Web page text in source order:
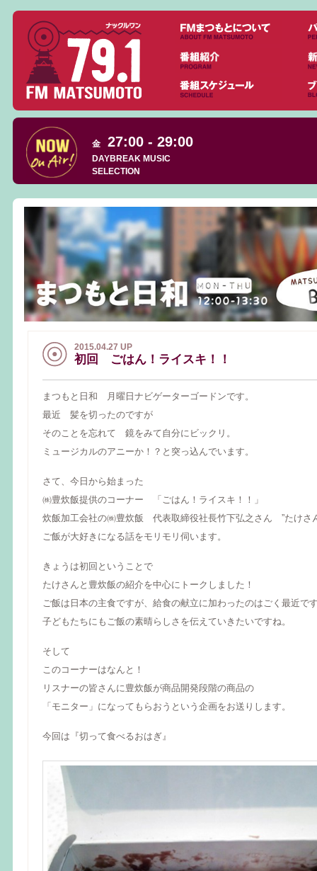
金 27:00 - 29:00
DAYBREAK MUSIC
SELECTION
2015.04.27 UP
初回 ごはん！ライスキ！！
まつもと日和 月曜日ナビゲーターゴードンです。
最近 髪を切ったのですが
そのことを忘れて 鏡をみて自分にビックリ。
ミュージカルのアニーか！？と突っ込んでいます。
さて、今日から始まった
㈱豊炊飯提供のコーナー 「ごはん！ライスキ！！」
炊飯加工会社の㈱豊炊飯 代表取締役社長竹下弘之さん ”たけさ
ご飯が大好きになる話をモリモリ伺います。
きょうは初回ということで
たけさんと豊炊飯の紹介を中心にトークしました！
ご飯は日本の主食ですが、給食の献立に加わったのはごく最近で
子どもたちにもご飯の素晴らしさを伝えていきたいですね。
そして
このコーナーはなんと！
リスナーの皆さんに豊炊飯が商品開発段階の商品の
「モニター」になってもらおうという企画をお送りします。
今回は『切って食べるおはぎ』